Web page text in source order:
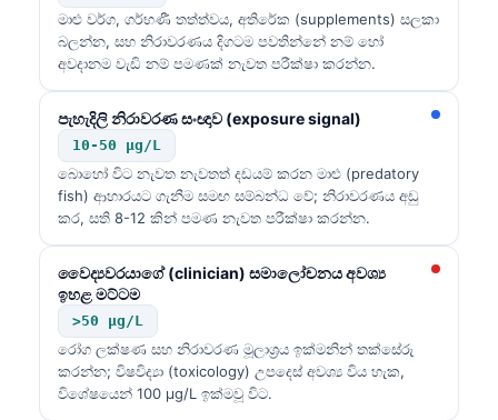
මාළු වර්ග, ගර්භණී තත්ත්වය, අතිරේක (supplements) සලකා
බලන්න, සහ නිරාවරණය දිගටම පවතින්නේ නම් හෝ
අවදානම වැඩි නම් පමණක් නැවත පරීක්ෂා කරන්න.
පැහැදිලි නිරාවරණ සංඥාව (exposure signal)
10-50 µg/L
බොහෝ විට නැවත නැවතත් දඩයම් කරන මාළු (predatory
fish) ආහාරයට ගැනීම සමඟ සම්බන්ධ වේ; නිරාවරණය අඩු
කර, සති 8-12 කින් පමණ නැවත පරීක්ෂා කරන්න.
වෛද්‍යවරයාගේ (clinician) සමාලෝචනය අවශ්‍ය
ඉහළ මට්ටම
>50 µg/L
රෝග ලක්ෂණ සහ නිරාවරණ මූලාශ්‍රය ඉක්මනින් තක්සේරු
කරන්න; විෂවිද්‍යා (toxicology) උපදෙස් අවශ්‍ය විය හැක,
විශේෂයෙන් 100 µg/L ඉක්මවූ විට.